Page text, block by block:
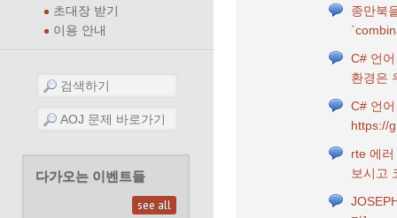
초대장 받기
이용 안내
다가오는 이벤트들
see all
종만북
C# 언
환경은
C# 언
https://
rte 에
보시고